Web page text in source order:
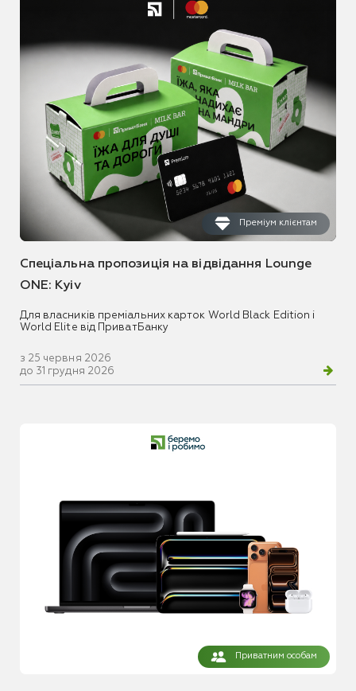
Преміум клієнтам
Спеціальна пропозиція на відвідання Lounge
ONE: Kyiv
Для власників преміальних карток World Black Edition і
World Elite від ПриватБанку
з 25 червня 2026
до 31 грудня 2026
Приватним особам